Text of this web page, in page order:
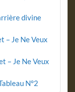
divine
– Je Ne Veux
– Je Ne Veux
N°2